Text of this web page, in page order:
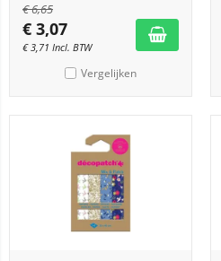
€6,65
€ 3,07
€3,71 Incl. BTW
Vergelijken